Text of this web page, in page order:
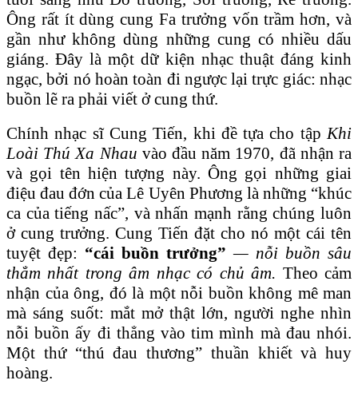
Ông rất ít dùng cung Fa trưởng vốn trầm hơn, và
gần như không dùng những cung có nhiều dấu
giáng. Đây là một dữ kiện nhạc thuật đáng kinh
ngạc, bởi nó hoàn toàn đi ngược lại trực giác: nhạc
buồn lẽ ra phải viết ở cung thứ.
Chính nhạc sĩ Cung Tiến, khi đề tựa cho tậpKhi
Loài Thú Xa Nhau vào đầu năm 1970, đã nhận ra
và gọi tên hiện tượng này. Ông gọi những giai
điệu đau đớn của Lê Uyên Phương là những “khúc
ca của tiếng nấc”, và nhấn mạnh rằng chúng luôn
ở cung trưởng. Cung Tiến đặt cho nó một cái tên
tuyệt đẹp: “cái buồn trưởng”— nỗi buồn sâu
thẳm nhất trong âm nhạc có chủ âm. Theo cảm
nhận của ông, đó là một nỗi buồn không mê man
mà sáng suốt: mắt mở thật lớn, người nghe nhìn
nỗi buồn ấy đi thẳng vào tim mình mà đau nhói.
Một thứ “thú đau thương” thuần khiết và huy
hoàng.